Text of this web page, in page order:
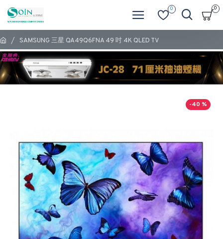
0 0
SAMSUNG 三星 QA49Q6FNA 49 吋 4K QLED TV
-40 %